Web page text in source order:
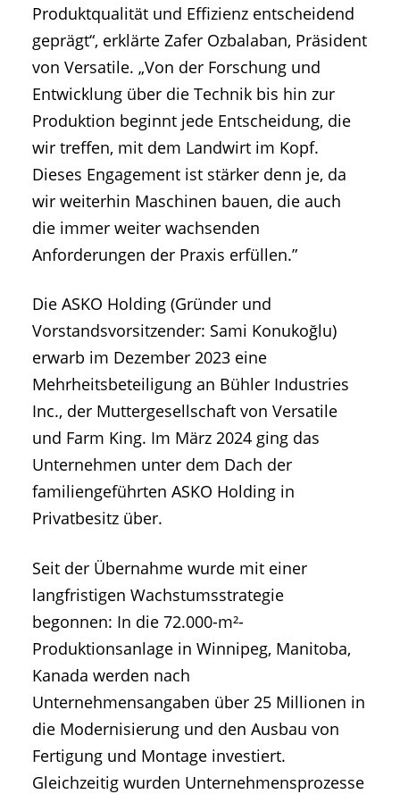
Produktqualität und Effizienz entscheidend
geprägt“, erklärte Zafer Ozbalaban, Präsident
von Versatile. „Von der Forschung und
Entwicklung über die Technik bis hin zur
Produktion beginnt jede Entscheidung, die
wir treffen, mit dem Landwirt im Kopf.
Dieses Engagement ist stärker denn je, da
wir weiterhin Maschinen bauen, die auch
die immer weiter wachsenden
Anforderungen der Praxis erfüllen.”
Die ASKO Holding (Gründer und
Vorstandsvorsitzender: Sami Konukoğlu)
erwarb im Dezember 2023 eine
Mehrheitsbeteiligung an Bühler Industries
Inc., der Muttergesellschaft von Versatile
und Farm King. Im März 2024 ging das
Unternehmen unter dem Dach der
familiengeführten ASKO Holding in
Privatbesitz über.
Seit der Übernahme wurde mit einer
langfristigen Wachstumsstrategie
begonnen: In die 72.000-m²-
Produktionsanlage in Winnipeg, Manitoba,
Kanada werden nach
Unternehmensangaben über 25 Millionen in
die Modernisierung und den Ausbau von
Fertigung und Montage investiert.
Gleichzeitig wurden Unternehmensprozesse